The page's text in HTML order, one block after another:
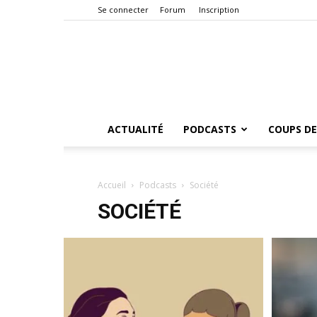
Se connecter Forum Inscription
ACTUALITÉ PODCASTS COUPS
Accueil Podcasts Société
SOCIÉTÉ